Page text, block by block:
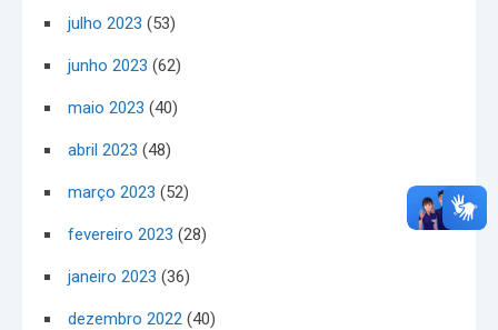
julho 2023 (53)
junho 2023 (62)
maio 2023 (40)
abril 2023 (48)
março 2023 (52)
fevereiro 2023 (28)
janeiro 2023 (36)
dezembro 2022 (40)